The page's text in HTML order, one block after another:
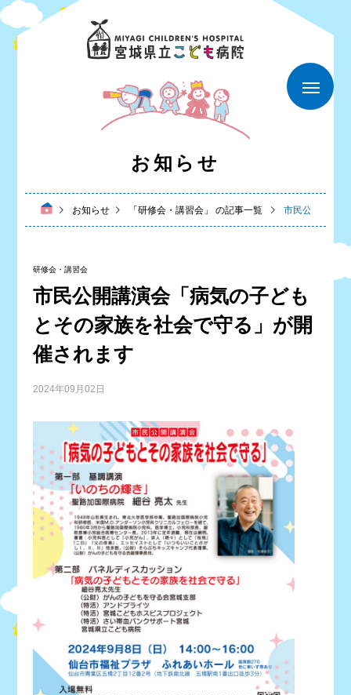
お知らせ
お知らせ 「研修会・講習会」 の記事一覧 市民公開講演
研修会・講習会
市民公開講演会「病気の子ども
とその家族を社会で守る」が開
催されます
2024年09月02日